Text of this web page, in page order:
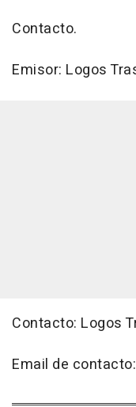
Contacto.
Emisor: Logos
Contacto: Logos
Email de